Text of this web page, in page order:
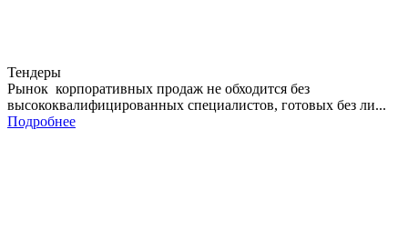
Тендеры
Рынок корпоративных продаж не обходится без
высококвалифицированных специалистов, готовых без ли...
Подробнее